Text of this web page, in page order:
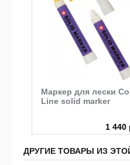
Маркер для лески
Line solid marker
1 440
ДРУГИЕ ТОВАРЫ ИЗ